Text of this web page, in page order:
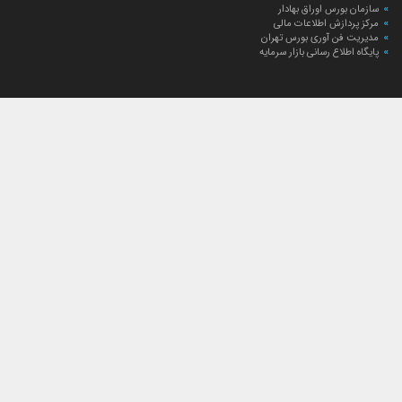
سازمان بورس اوراق بهادار
مرکز پردازش اطلاعات مالی
مدیریت فن آوری بورس تهران
پایگاه اطلاع رسانی بازار سرمایه
ارتباط با صندوق